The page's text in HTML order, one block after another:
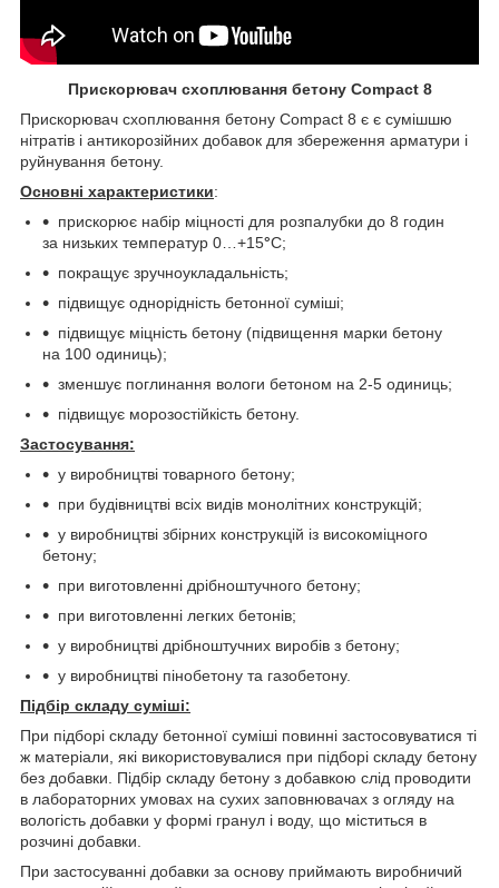
Прискорювач схоплювання бетону Compact8
Прискорювач схоплювання бетону Compact 8 є є сумішшю
нітратів і антикорозійних добавок для збереження арматури і
руйнування бетону.
Основні характеристики:
прискорює набір міцності для розпалубки до 8 годин
за низьких температур 0…+15°С;
покращує зручноукладальність;
підвищує однорідність бетонної суміші;
підвищує міцність бетону (підвищення марки бетону
на 100 одиниць);
зменшує поглинання вологи бетоном на 2-5 одиниць;
підвищує морозостійкість бетону.
Застосування:
у виробництві товарного бетону;
при будівництві всіх видів монолітних конструкцій;
у виробництві збірних конструкцій із високоміцного
бетону;
при виготовленні дрібноштучного бетону;
при виготовленні легких бетонів;
у виробництві дрібноштучних виробів з бетону;
у виробництві пінобетону та газобетону.
Підбір складу суміші:
При підборі складу бетонної суміші повинні застосовуватися ті
ж матеріали, які використовувалися при підборі складу бетону
без добавки. Підбір складу бетону з добавкою слід проводити
в лабораторних умовах на сухих заповнювачах з огляду на
вологість добавки у формі гранул і воду, що міститься в
розчині добавки.
При застосуванні добавки за основу приймають виробничий